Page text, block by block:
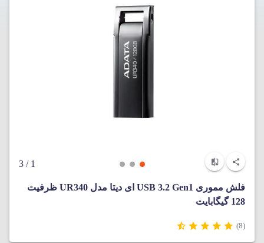
1
/ 3
فلش مموری USB 3.2 Gen1 ای دیتا مدل UR340 ظرفیت
128 گیگابایت
(8)